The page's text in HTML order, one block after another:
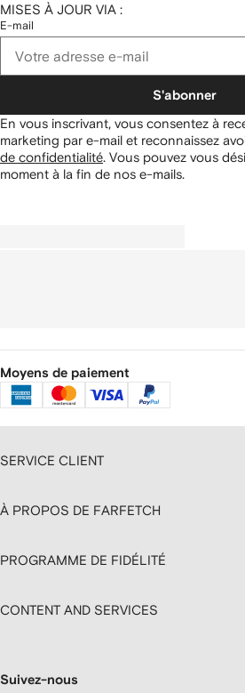
MISES À JOUR VIA :
E-mail
S'abonner
En vous inscrivant, vous consentez à
marketing par e-mail et reconnaissez
de confidentialité. Vous pouvez vous
moment à la fin de nos e-mails.
Moyens de paiement
SERVICE CLIENT
À PROPOS DE FARFETCH
PROGRAMME DE FIDÉLITÉ
CONTENT AND SERVICES
Suivez-nous